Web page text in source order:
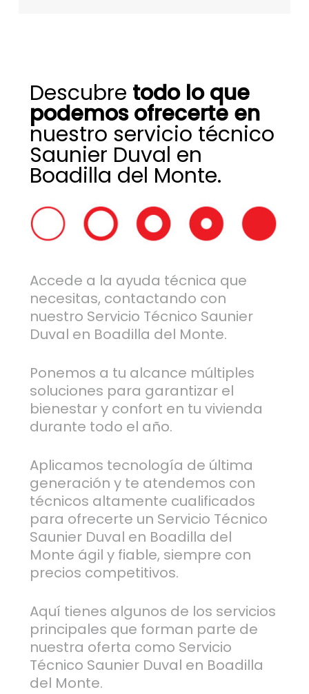
Descubre todo lo que
podemos ofrecerte en
nuestro servicio técnico
Saunier Duval en
Boadilla del Monte.
Accede a la ayuda técnica que
necesitas, contactando con
nuestro Servicio Técnico Saunier
Duval en Boadilla del Monte.
Ponemos a tu alcance múltiples
soluciones para garantizar el
bienestar y confort en tu vivienda
durante todo el año.
Aplicamos tecnología de última
generación y te atendemos con
técnicos altamente cualificados
para ofrecerte un Servicio Técnico
Saunier Duval en Boadilla del
Monte ágil y fiable, siempre con
precios competitivos.
Aquí tienes algunos de los servicios
principales que forman parte de
nuestra oferta como Servicio
Técnico Saunier Duval en Boadilla
del Monte.